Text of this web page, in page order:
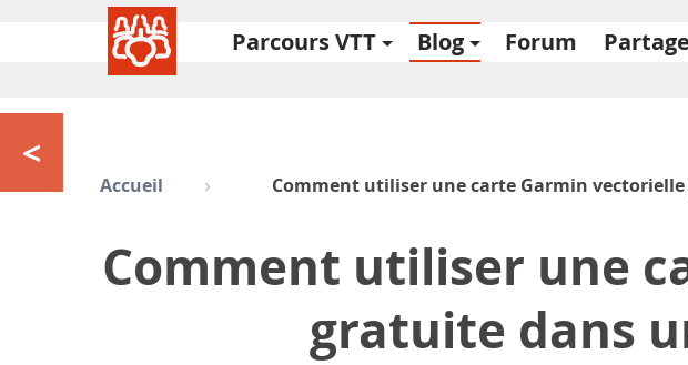
Parcours VTT Blog Forum
Accueil Comment utiliser une carte Garmin
Comment utiliser une
gratuite dans
<